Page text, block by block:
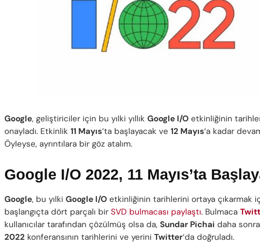
Google, geliştiriciler için bu yılki yıllık Google I/O etkinliğinin
onayladı. Etkinlik 11 Mayıs‘ta başlayacak ve 12 Mayıs‘a kadar
Öyleyse, ayrıntılara bir göz atalım.
Google I/O 2022, 11 Mayıs’ta
Google, bu yılki Google I/O etkinliğinin tarihlerini ortaya çıkarmak
başlangıçta dört parçalı bir SVD bulmacası paylaştı. Bulmaca
kullanıcılar tarafından çözülmüş olsa da, Sundar Pichai daha
2022 konferansının tarihlerini ve yerini Twitter‘da doğruladı.